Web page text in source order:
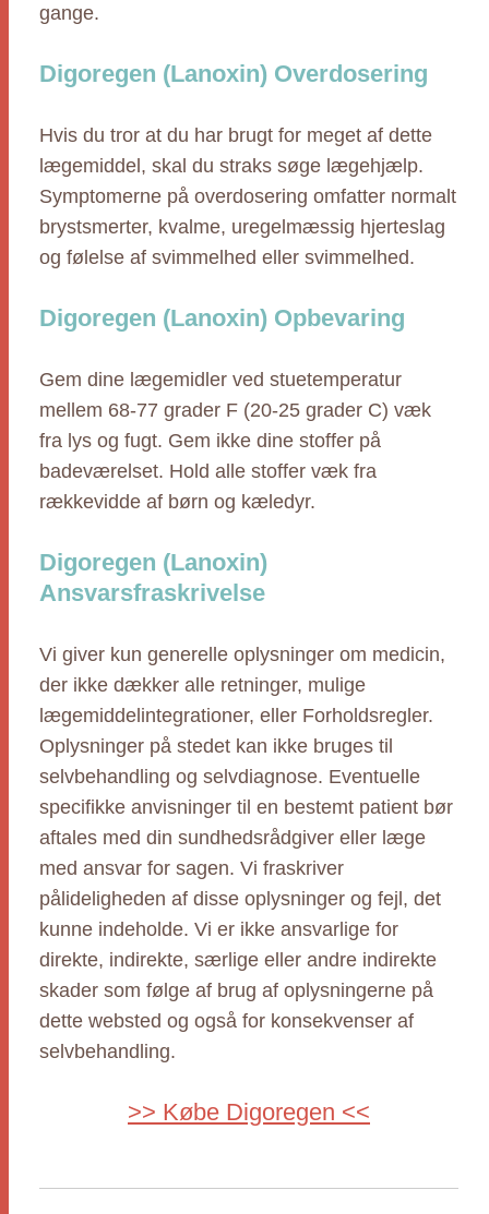
gange.
Digoregen (Lanoxin) Overdosering
Hvis du tror at du har brugt for meget af dette
lægemiddel, skal du straks søge lægehjælp.
Symptomerne på overdosering omfatter normalt
brystsmerter, kvalme, uregelmæssig hjerteslag
og følelse af svimmelhed eller svimmelhed.
Digoregen (Lanoxin) Opbevaring
Gem dine lægemidler ved stuetemperatur
mellem 68-77 grader F (20-25 grader C) væk
fra lys og fugt. Gem ikke dine stoffer på
badeværelset. Hold alle stoffer væk fra
rækkevidde af børn og kæledyr.
Digoregen (Lanoxin)
Ansvarsfraskrivelse
Vi giver kun generelle oplysninger om medicin,
der ikke dækker alle retninger, mulige
lægemiddelintegrationer, eller Forholdsregler.
Oplysninger på stedet kan ikke bruges til
selvbehandling og selvdiagnose. Eventuelle
specifikke anvisninger til en bestemt patient bør
aftales med din sundhedsrådgiver eller læge
med ansvar for sagen. Vi fraskriver
pålideligheden af disse oplysninger og fejl, det
kunne indeholde. Vi er ikke ansvarlige for
direkte, indirekte, særlige eller andre indirekte
skader som følge af brug af oplysningerne på
dette websted og også for konsekvenser af
selvbehandling.
>> Købe Digoregen <<